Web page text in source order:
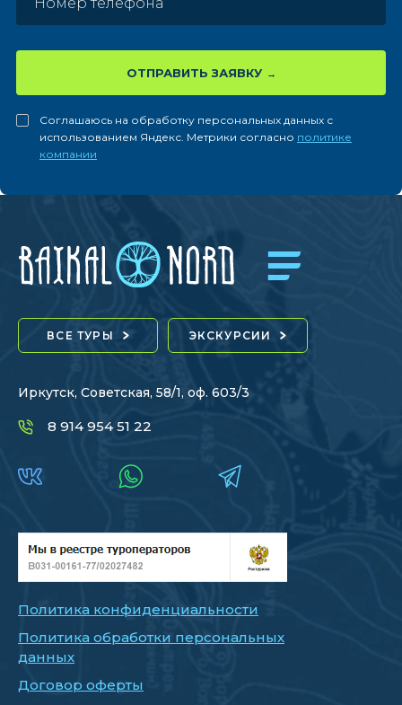
ОТПРАВИТЬ ЗАЯВКУ
Соглашаюсь на обработку персональных данных с
использованием Яндекс. Метрики согласно политике
компании
ВСЕ ТУРЫ ЭКСКУРСИИ
Иркутск, Советская, 58/1, оф. 603/3
8 914 954 51 22
Политика конфиденциальности
Политика обработки персональных
данных
Договор оферты